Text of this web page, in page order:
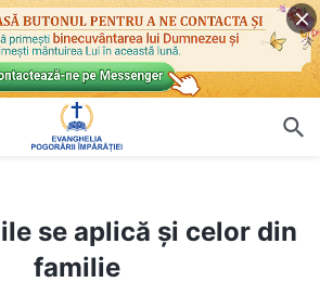
și celor din familie
se aplică și celor din
familie